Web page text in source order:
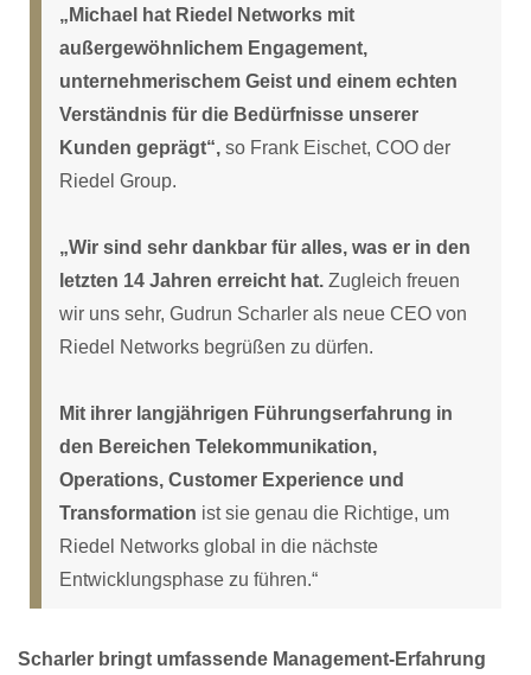
„Michael hat Riedel Networks mit
außergewöhnlichem Engagement,
unternehmerischem Geist und einem echten
Verständnis für die Bedürfnisse unserer
Kunden geprägt“, so Frank Eischet, COO der
Riedel Group.
„Wir sind sehr dankbar für alles, was er in den
letzten 14 Jahren erreicht hat. Zugleich freuen
wir uns sehr, Gudrun Scharler als neue CEO von
Riedel Networks begrüßen zu dürfen.
Mit ihrer langjährigen Führungserfahrung in
den Bereichen Telekommunikation,
Operations, Customer Experience und
Transformation ist sie genau die Richtige, um
Riedel Networks global in die nächste
Entwicklungsphase zu führen.“
Scharler bringt umfassende Management-Erfahrung